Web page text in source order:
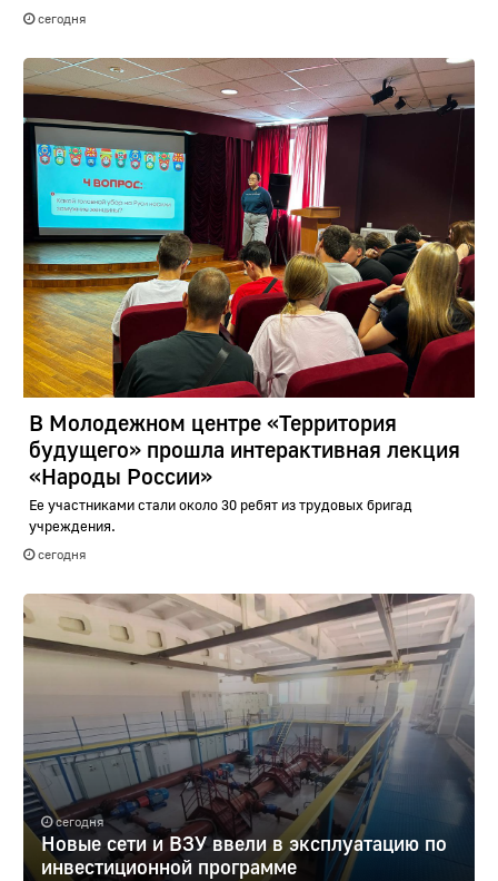
сегодня
В Молодежном центре «Территория
будущего» прошла интерактивная лекция
«Народы России»
Ее участниками стали около 30 ребят из трудовых бригад
учреждения.
сегодня
сегодня
Новые сети и ВЗУ ввели в эксплуатацию по
инвестиционной программе